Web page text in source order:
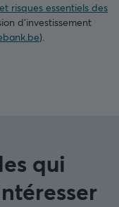
risques essentiels des
d’investissement
).
qui